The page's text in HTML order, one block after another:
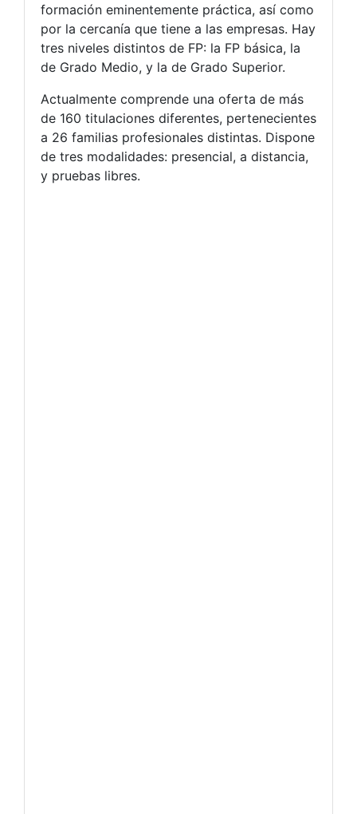
formación eminentemente práctica, así como
por la cercanía que tiene a las empresas. Hay
tres niveles distintos de FP: la FP básica, la
de Grado Medio, y la de Grado Superior.
Actualmente comprende una oferta de más
de 160 titulaciones diferentes, pertenecientes
a 26 familias profesionales distintas. Dispone
de tres modalidades: presencial, a distancia,
y pruebas libres.